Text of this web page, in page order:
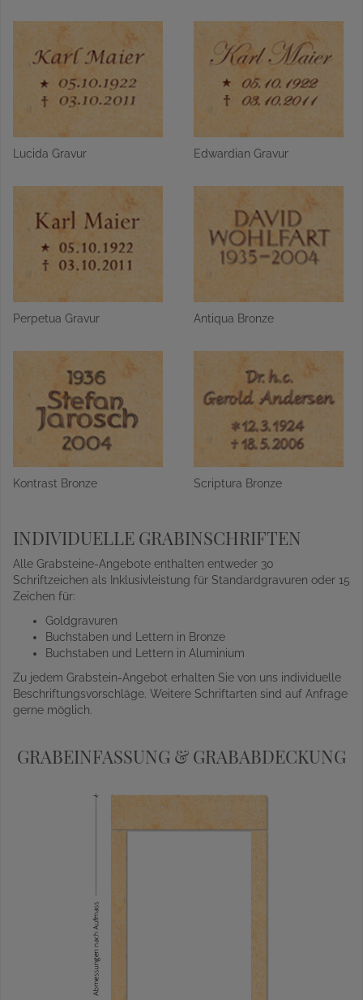
Lucida Gravur Edwardian Gravur
Perpetua Gravur Antiqua Bronze
Kontrast Bronze Scriptura Bronze
INDIVIDUELLE GRABINSCHRIFTEN
Alle Grabsteine-Angebote enthalten entweder 30
Schriftzeichen als Inklusivleistung für Standardgravuren oder 15
Zeichen für:
Goldgravuren
Buchstaben und Lettern in Bronze
Buchstaben und Lettern in Aluminium
Zu jedem Grabstein-Angebot erhalten Sie von uns individuelle
Beschriftungsvorschläge. Weitere Schriftarten sind auf Anfrage
gerne möglich.
GRABEINFASSUNG & GRABABDECKUNG